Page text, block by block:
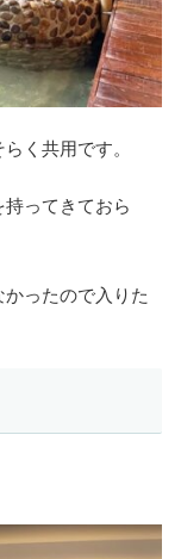
く共用です。
ってきておら
ったので入りた